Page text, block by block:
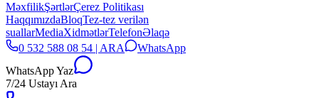
MəxfilikŞərtlərÇerez Politikası
HaqqımızdaBloqTez-tez verilən
suallarMediaXidmətlərTelefonƏlaqə
0 532 588 08 54 | ARA
WhatsApp
WhatsApp Yaz
7/24 Ustayı Ara